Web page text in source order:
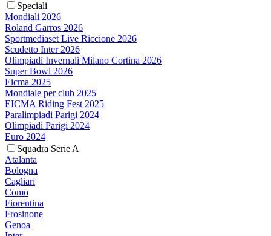
Speciali
Mondiali 2026
Roland Garros 2026
Sportmediaset Live Riccione 2026
Scudetto Inter 2026
Olimpiadi Invernali Milano Cortina 2026
Super Bowl 2026
Eicma 2025
Mondiale per club 2025
EICMA Riding Fest 2025
Paralimpiadi Parigi 2024
Olimpiadi Parigi 2024
Euro 2024
Squadra Serie A
Atalanta
Bologna
Cagliari
Como
Fiorentina
Frosinone
Genoa